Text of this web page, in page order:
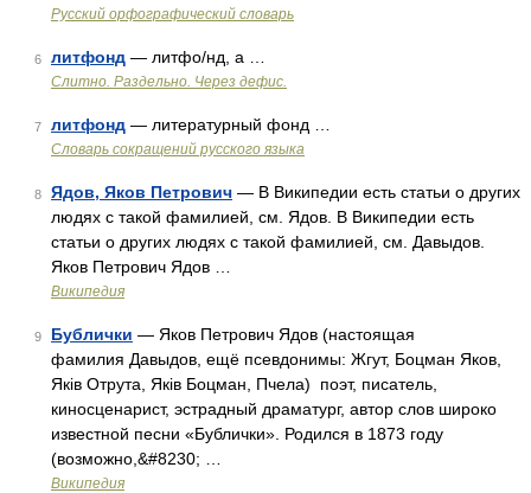
Русский орфографический словарь
6 литфонд — литфо/нд, а …
Слитно. Раздельно. Через дефис.
7 литфонд — литературный фонд …
Словарь сокращений русского языка
8 Ядов, Яков Петрович — В Википедии есть статьи о других
людях с такой фамилией, см. Ядов. В Википедии есть
статьи о других людях с такой фамилией, см. Давыдов.
Яков Петрович Ядов …
Википедия
9 Бублички — Яков Петрович Ядов (настоящая
фамилия Давыдов, ещё псевдонимы: Жгут, Боцман Яков,
Яків Отрута, Якiв Боцман, Пчела) поэт, писатель,
киносценарист, эстрадный драматург, автор слов широко
известной песни «Бублички». Родился в 1873 году
(возможно,&#8230; …
Википедия